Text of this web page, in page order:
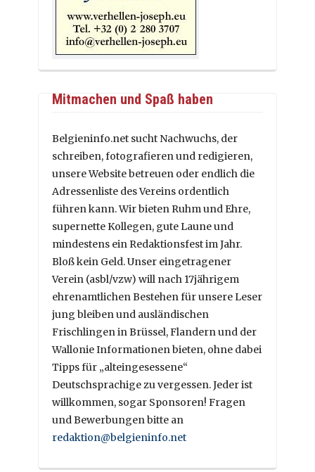
Mitmachen und Spaß haben
Belgieninfo.net sucht Nachwuchs, der
schreiben, fotografieren und redigieren,
unsere Website betreuen oder endlich die
Adressenliste des Vereins ordentlich
führen kann. Wir bieten Ruhm und Ehre,
supernette Kollegen, gute Laune und
mindestens ein Redaktionsfest im Jahr.
Bloß kein Geld. Unser eingetragener
Verein (asbl/vzw) will nach 17jährigem
ehrenamtlichen Bestehen für unsere Leser
jung bleiben und ausländischen
Frischlingen in Brüssel, Flandern und der
Wallonie Informationen bieten, ohne dabei
Tipps für „alteingesessene“
Deutschsprachige zu vergessen. Jeder ist
willkommen, sogar Sponsoren! Fragen
und Bewerbungen bitte an
redaktion@belgieninfo.net